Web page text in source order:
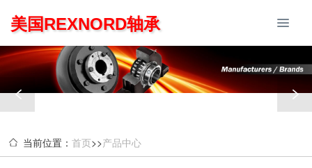
美国REXNORD轴承
当前位置：首页>>产品中心